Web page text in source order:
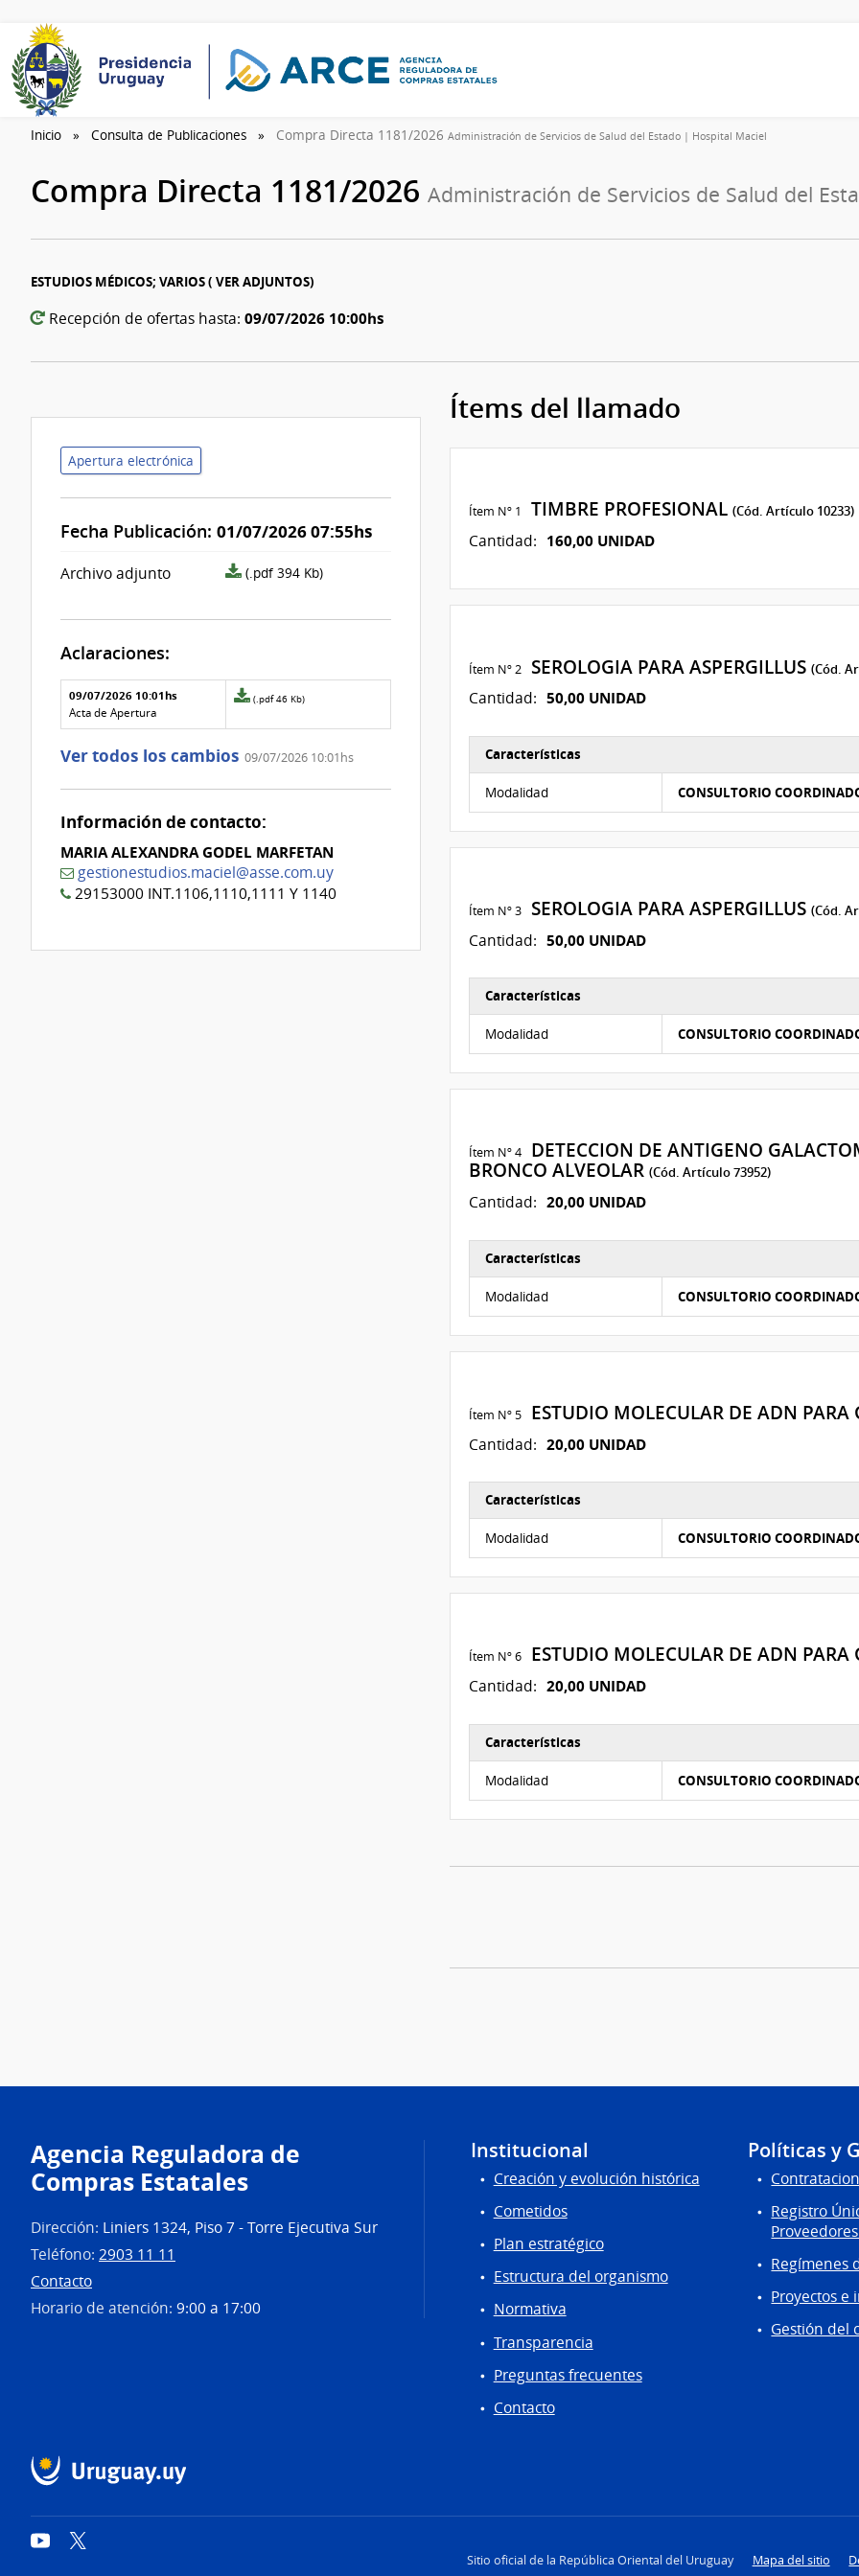
Inicio Consulta de Publicaciones Compra Directa 1181/2026 Administración de Servicios de Salud del Estado | Hospital Maciel
Compra Directa 1181/2026 Administración de Servicios de Salud del
ESTUDIOS MÉDICOS; VARIOS ( VER ADJUNTOS)
Recepción de ofertas hasta: 09/07/2026 10:00hs
Apertura electrónica
Fecha Publicación: 01/07/2026 07:55hs
Archivo adjunto
archivo
(.pdf 394 Kb)
Aclaraciones:
Aclaraciones del llamado
Fecha y
texto de
la
Archivo
de la
09/07/2026 10:01hs
Acta de Apertura
Archivo
de
aclaración
0
(.pdf 46 Kb)
Ver todos los cambios 09/07/2026 10:01hs
Información de contacto:
MARIA ALEXANDRA GODEL MARFETAN
gestionestudios.maciel@asse.com.uy
29153000 INT.1106,1110,1111 Y 1140
Ítems del llamado
Ítem Nº 1 TIMBRE PROFESIONAL (Cód. Artículo 10233)
Cantidad: 160,00 UNIDAD
Ítem Nº 2SEROLOGIA PARA ASPERGILLUS (Cód.
Cantidad: 50,00 UNIDAD
Características del Ítem Nº 2
Características
Modalidad CONSULTORIO
Ítem Nº 3SEROLOGIA PARA ASPERGILLUS (Cód.
Cantidad: 50,00 UNIDAD
Características
Modalidad CONSULTORIO
Ítem Nº 4DETECCION DE ANTIGENO
BRONCO ALVEOLAR (Cód. Artículo 73952)
Cantidad: 20,00 UNIDAD
Características del Ítem Nº 4
Características
Modalidad CONSULTORIO
Ítem Nº 5ESTUDIO MOLECULAR DE ADN PARA
Cantidad: 20,00 UNIDAD
Características
Modalidad CONSULTORIO
Ítem Nº 6ESTUDIO MOLECULAR DE ADN PARA
Cantidad: 20,00 UNIDAD
Características del Ítem Nº 6
Características
Modalidad CONSULTORIO
Agencia Reguladora de
Compras Estatales
Dirección: Liniers 1324, Piso 7 - Torre Ejecutiva Sur
Teléfono: 2903 11 11
Contacto
Horario de atención: 9:00 a 17:00
Institucional
Creación y evolución histórica
Cometidos
Plan estratégico
Estructura del organismo
Normativa
Transparencia
Preguntas frecuentes
Contacto
Políticas y
Registro
Regímenes
Proyectos e
Gestión del
YouTube
Sitio oficial de la República Oriental del Uruguay
Mapa del sitio